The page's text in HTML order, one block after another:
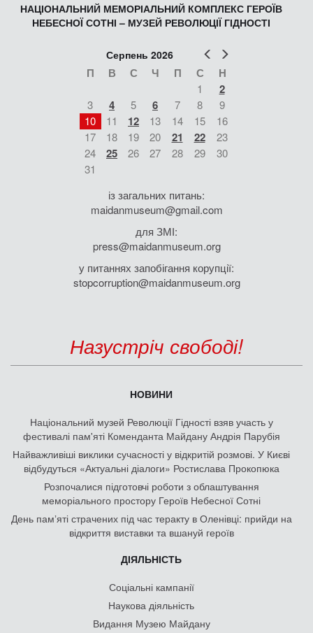
НАЦІОНАЛЬНИЙ МЕМОРІАЛЬНИЙ КОМПЛЕКС ГЕРОЇВ
НЕБЕСНОЇ СОТНІ – МУЗЕЙ РЕВОЛЮЦІЇ ГІДНОСТІ
Попер
Серпень 2026
П В С Ч П С Н
1 2
3 4 5 6 7 8
9
10
11 12 13 14 15
16
17
18 19 20 21 22
23
24
25 26 27 28 29
30
31
із загальних питань:
maidanmuseum@gmail.com
для ЗМІ:
press@maidanmuseum.org
у питаннях запобігання корупції:
stopcorruption@maidanmuseum.org
Назустріч свободі!
НОВИНИ
Національний музей Революції Гідності взяв участь у
фестивалі пам'яті Коменданта Майдану Андрія Парубія
Найважливіші виклики сучасності у відкритій розмові. У Києві
відбудуться «Актуальні діалоги» Ростислава Прокопюка
Розпочалися підготовчі роботи з облаштування
меморіального простору Героїв Небесної Сотні
День памʼяті страчених під час теракту в Оленівці: прийди на
відкриття виставки та вшануй героїв
ДІЯЛЬНІСТЬ
Соціальні кампанії
Наукова діяльність
Видання Музею Майдану